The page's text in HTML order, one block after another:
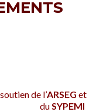
de l’ARSEG et
duSYPEMI